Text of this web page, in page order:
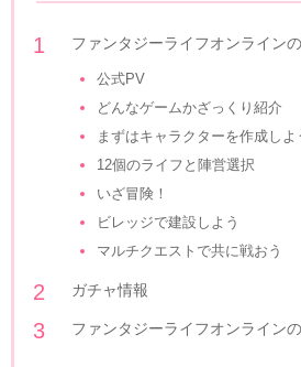
ファンタジーライフオンライン
公式PV
どんなゲームかざっくり紹介
まずはキャラクターを作成しよ
12個のライフと陣営選択
いざ冒険！
ビレッジで建設しよう
マルチクエストで共に戦おう
ガチャ情報
ファンタジーライフオンライン